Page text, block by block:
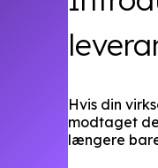
Hvis din
modtaget
længere